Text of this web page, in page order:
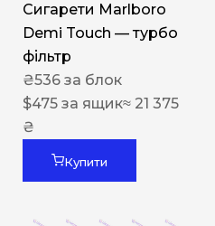
Сигарети Marlboro
Demi Touch — турбо
фільтр
₴536 за блок
$475 за ящик≈ 21 375
₴
Купити